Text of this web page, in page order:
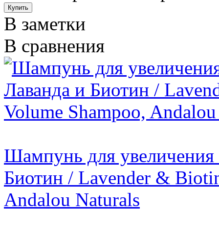
В заметки
В сравнения
Шампунь для увеличения
Биотин / Lavender &
Andalou Naturals